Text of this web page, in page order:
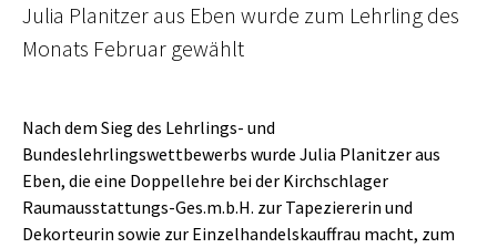
Julia Planitzer aus Eben wurde zum Lehrling des
Monats Februar gewählt
Nach dem Sieg des Lehrlings- und
Bundeslehrlingswettbewerbs wurde Julia Planitzer aus
Eben, die eine Doppellehre bei der Kirchschlager
Raumausstattungs-Ges.m.b.H. zur Tapeziererin und
Dekorteurin sowie zur Einzelhandelskauffrau macht, zum